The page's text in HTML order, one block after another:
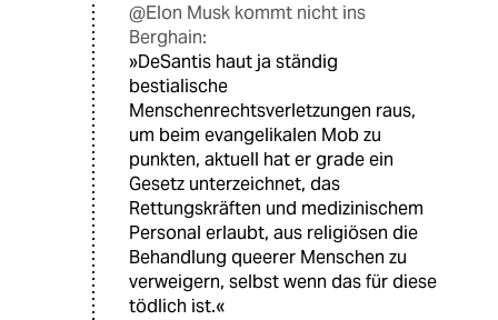
@Elon Musk kommt nicht ins
Berghain:
»DeSantis haut ja ständig
bestialische
Menschenrechtsverletzungen raus,
um beim evangelikalen Mob zu
punkten, aktuell hat er grade ein
Gesetz unterzeichnet, das
Rettungskräften und medizinischem
Personal erlaubt, aus religiösen die
Behandlung queerer Menschen zu
verweigern, selbst wenn das für diese
tödlich ist.«